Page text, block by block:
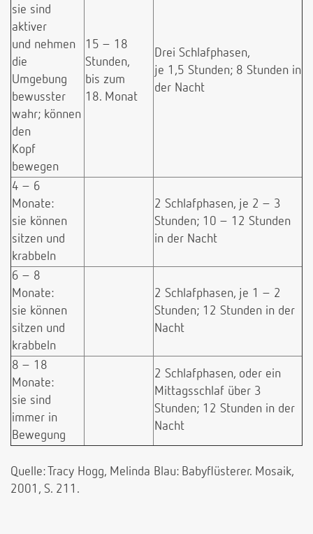
sie sind
aktiver
und nehmen
die
Umgebung
bewusster
wahr; können
den
Kopf
bewegen
15 – 18
Stunden,
bis zum
18. Monat
Drei Schlafphasen,
je 1,5 Stunden; 8 Stunden in
der Nacht
4 – 6
Monate:
sie können
sitzen und
krabbeln
2 Schlafphasen, je 2 – 3
Stunden; 10 – 12 Stunden
in der Nacht
6 – 8
Monate:
sie können
sitzen und
krabbeln
2 Schlafphasen, je 1 – 2
Stunden; 12 Stunden in der
Nacht
8 – 18
Monate:
sie sind
immer in
Bewegung
2 Schlafphasen, oder ein
Mittagsschlaf über 3
Stunden; 12 Stunden in der
Nacht
Quelle: Tracy Hogg, Melinda Blau: Babyflüsterer. Mosaik,
2001, S. 211.